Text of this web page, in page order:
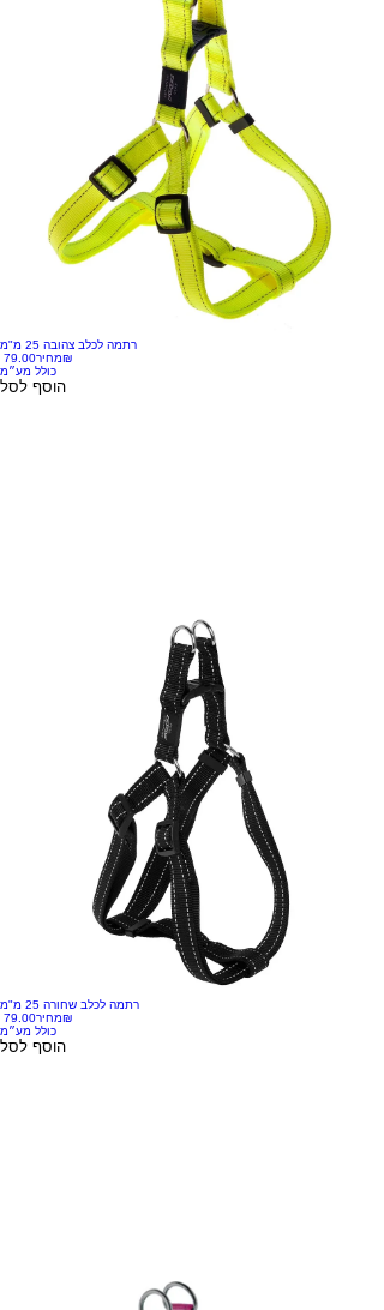
רתמה לכלב צהובה 25 מ"מ
מחיר‏79.00 ‏₪
כולל מע״מ
הוסף לסל
רתמה לכלב שחורה 25 מ"מ
מחיר‏79.00 ‏₪
כולל מע״מ
הוסף לסל